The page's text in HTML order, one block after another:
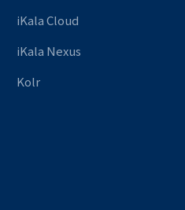
iKala Cloud
iKala Nexus
Kolr